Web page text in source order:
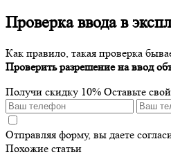
Проверка ввода в
Как правило, такая проверка
Проверить разрешение на ввод
Получи скидку 10% Оставьте
Отправляя форму, вы даете
Похожие статьи